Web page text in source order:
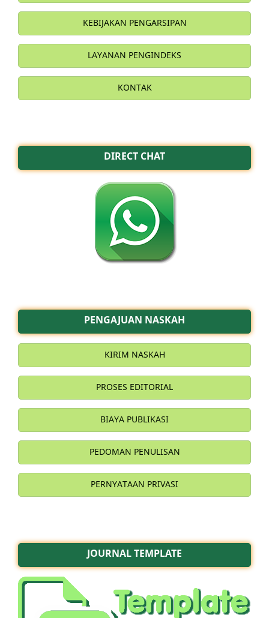
KEBIJAKAN PENGARSIPAN
LAYANAN PENGINDEKS
KONTAK
DIRECT CHAT
PENGAJUAN NASKAH
KIRIM NASKAH
PROSES EDITORIAL
BIAYA PUBLIKASI
PEDOMAN PENULISAN
PERNYATAAN PRIVASI
JOURNAL TEMPLATE